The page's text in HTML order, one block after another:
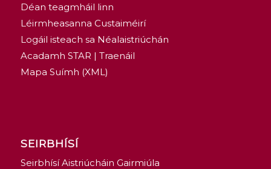
Déan teagmháil linn
Léirmheasanna Custaiméirí
Logáil isteach sa Néalaistriúchán
Acadamh STAR | Traenáil
Mapa Suímh (XML)
SEIRBHÍSÍ
Seirbhísí Aistriúcháin Gairmiúla